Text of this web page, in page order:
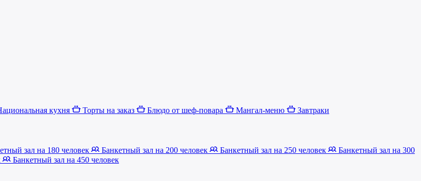
кухня Торты на заказ Блюдо от шеф-повара Мангал-меню Завтраки
зал на 180 человек Банкетный зал на 200 человек Банкетный зал на 250 человек
Банкетный зал на 300
Банкетный зал на 450 человек